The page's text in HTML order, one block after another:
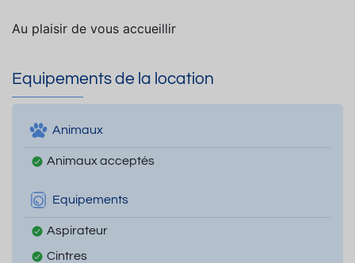
Au plaisir de vous accueillir
Equipements de la location
Animaux
Animaux acceptés
Equipements
Aspirateur
Cintres